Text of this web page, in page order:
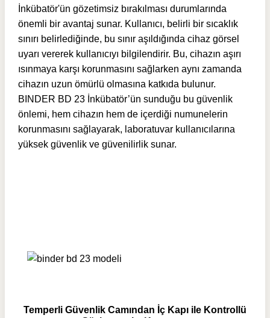
İnkübatör'ün gözetimsiz bırakılması durumlarında
önemli bir avantaj sunar. Kullanıcı, belirli bir sıcaklık
sınırı belirlediğinde, bu sınır aşıldığında cihaz görsel
uyarı vererek kullanıcıyı bilgilendirir. Bu, cihazın aşırı
ısınmaya karşı korunmasını sağlarken aynı zamanda
cihazın uzun ömürlü olmasına katkıda bulunur.
BINDER BD 23 İnkübatör’ün sunduğu bu güvenlik
önlemi, hem cihazın hem de içerdiği numunelerin
korunmasını sağlayarak, laboratuvar kullanıcılarına
yüksek güvenlik ve güvenilirlik sunar.
Temperli Güvenlik Camından İç Kapı ile Kontrollü